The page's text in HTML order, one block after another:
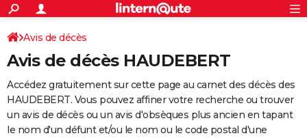
ACTUALITÉS
Politique
Société
Faits Divers
Education
Monde
Villes
+
SPORT
Coupe du monde 2026
Football
Tennis
Cyclisme
Rugby
Forum
Programme TV
TNT
Streaming
Cinéma
Sorties cinéma
Musique
+
FINANCE
Impôts
Immobilier
Risques naturels par ville
Banque
Assurance
Crédit
AUTO
Avis de décès
Avis de décès HAUDEBERT
Accédez gratuitement sur cette page au carnet des décès des
HAUDEBERT. Vous pouvez affiner votre recherche ou trouver
un avis de décès ou un avis d'obsèques plus ancien en tapant
le nom d'un défunt et/ou le nom ou le code postal d'une